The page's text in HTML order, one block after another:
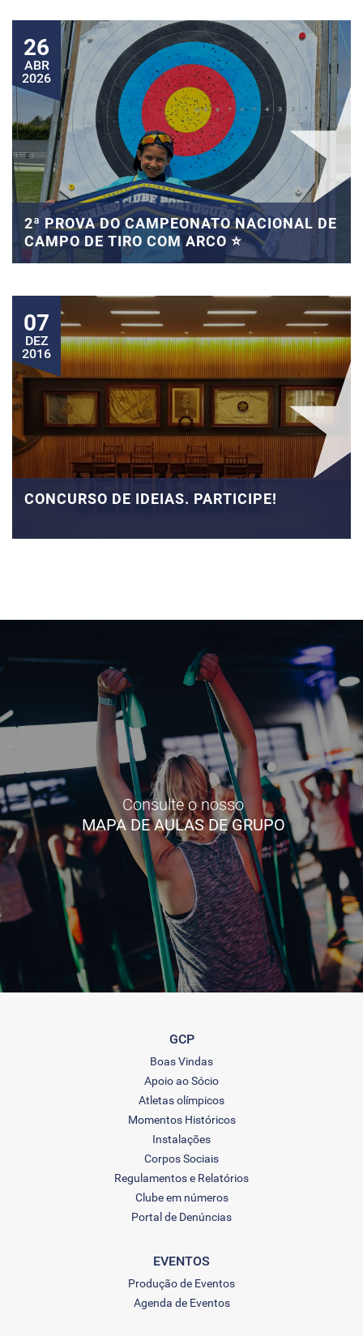
26
ABR
2026
2ª PROVA DO CAMPEONATO NACIONAL DE
CAMPO DE TIRO COM ARCO ⭐
07
DEZ
2016
CONCURSO DE IDEIAS. PARTICIPE!
Consulte o nosso
MAPA DE AULAS DE GRUPO
GCP
Boas Vindas
Apoio ao Sócio
Atletas olímpicos
Momentos Históricos
Instalações
Corpos Sociais
Regulamentos e Relatórios
Clube em números
Portal de Denúncias
EVENTOS
Produção de Eventos
Agenda de Eventos